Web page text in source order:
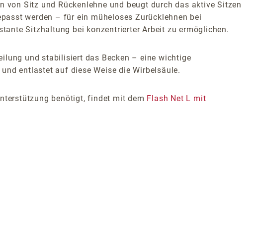
Sitz und Rückenlehne und beugt durch das aktive Sitzen
werden – für ein müheloses Zurücklehnen bei
Sitzhaltung bei konzentrierter Arbeit zu ermöglichen.
und stabilisiert das Becken – eine wichtige
entlastet auf diese Weise die Wirbelsäule.
benötigt, findet mit dem Flash Net L mit